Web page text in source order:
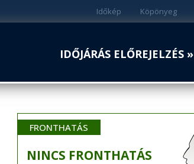
Köpönyeg
Időkép
IDŐJÁRÁS ELŐREJELZÉS »
FRONTHATÁS
NINCS FRONTHATÁS